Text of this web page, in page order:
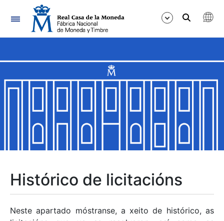
Navegación
Mostrar/Ocultar
Mostrar/Ocultar
Mostrar/Ocultar
Histórico de licitacións
Neste apartado móstranse, a xeito de histórico, as